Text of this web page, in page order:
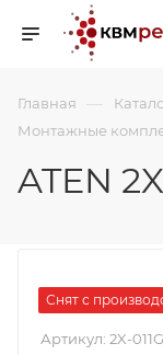
Главная —
Монтажные
ATEN
Снят с
Артикул: 2X-011G